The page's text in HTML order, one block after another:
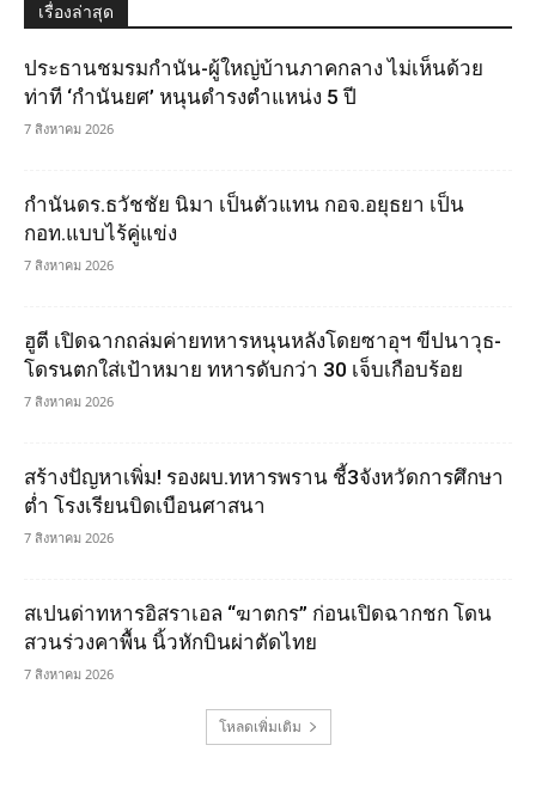
เรื่องล่าสุด
ประธานชมรมกำนัน-ผู้ใหญ่บ้านภาคกลาง ไม่เห็นด้วย
ท่าที ‘กำนันยศ’ หนุนดำรงตำแหน่ง 5 ปี
7 สิงหาคม 2026
กำนันดร.ธวัชชัย นิมา เป็นตัวแทน กอจ.อยุธยา เป็น
กอท.แบบไร้คู่แข่ง
7 สิงหาคม 2026
ฮูตี เปิดฉากถล่มค่ายทหารหนุนหลังโดยซาอุฯ ขีปนาวุธ-
โดรนตกใส่เป้าหมาย ทหารดับกว่า 30 เจ็บเกือบร้อย
7 สิงหาคม 2026
สร้างปัญหาเพิ่ม! รองผบ.ทหารพราน ชี้3จังหวัดการศึกษา
ต่ำ โรงเรียนบิดเบือนศาสนา
7 สิงหาคม 2026
สเปนด่าทหารอิสราเอล “ฆาตกร” ก่อนเปิดฉากชก โดน
สวนร่วงคาพื้น นิ้วหักบินผ่าตัดไทย
7 สิงหาคม 2026
โหลดเพิ่มเติม